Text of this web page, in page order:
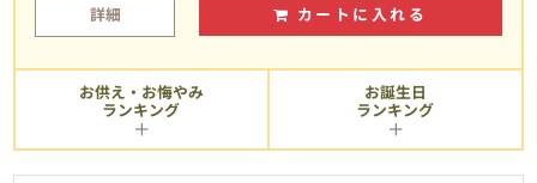
詳細 カートに入れる
お供え・お悔やみ
ランキング
お誕生日
ランキング